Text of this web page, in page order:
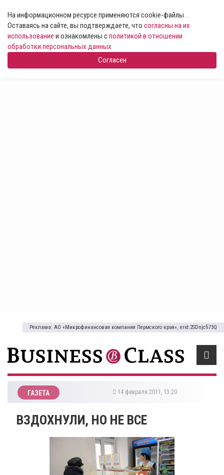
На информационном ресурсе применяются cookie-файлы .
Оставаясь на сайте, вы подтверждаете, что согласны на их
использование и ознакомлены сполитикой в отношении
обработки персональных данных
Согласен
Реклама: АО «Микрофинансовая компания Пермского края», erid:2SDnjcfi73Q
ГАЗЕТА 14 февраля 2011, 13:20
ВЗДОХНУЛИ, НО НЕ ВСЕ